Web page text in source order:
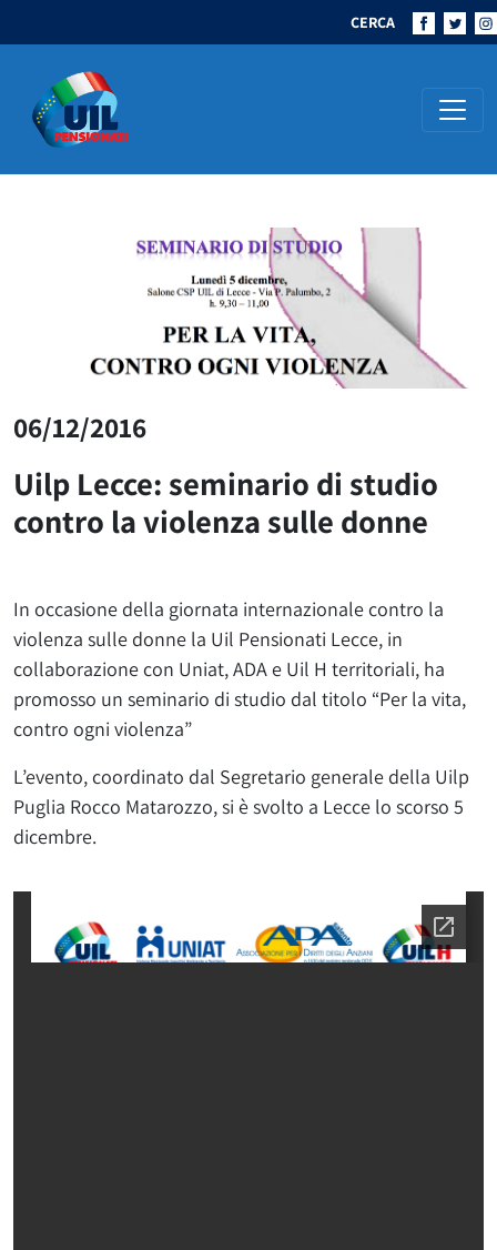
CERCA
Navigazione principale
06/12/2016
Uilp Lecce: seminario di studio
contro la violenza sulle donne
In occasione della giornata internazionale contro la
violenza sulle donne la Uil Pensionati Lecce, in
collaborazione con Uniat, ADA e Uil H territoriali, ha
promosso un seminario di studio dal titolo “Per la vita,
contro ogni violenza”
L’evento, coordinato dal Segretario generale della Uilp
Puglia Rocco Matarozzo, si è svolto a Lecce lo scorso 5
dicembre.